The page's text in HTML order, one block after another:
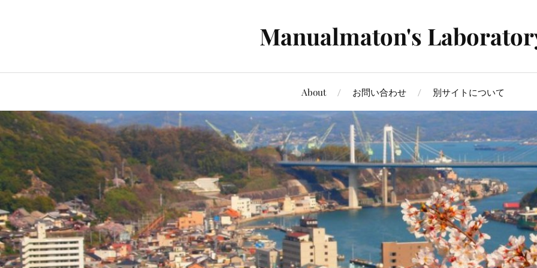
Manualmaton's
About お問い合わせ 別サイトについて